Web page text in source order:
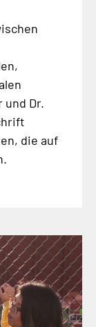
und Dr.
die auf